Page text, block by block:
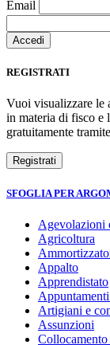
Email
REGISTRATI
Vuoi visualizzare le
in materia di fisco e
gratuitamente
SFOGLIA PER
Agevolazioni
Agricoltura
Appalto
Apprendistato
Artigiani e
Assunzioni